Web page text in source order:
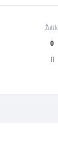
Žuti k.
0
0